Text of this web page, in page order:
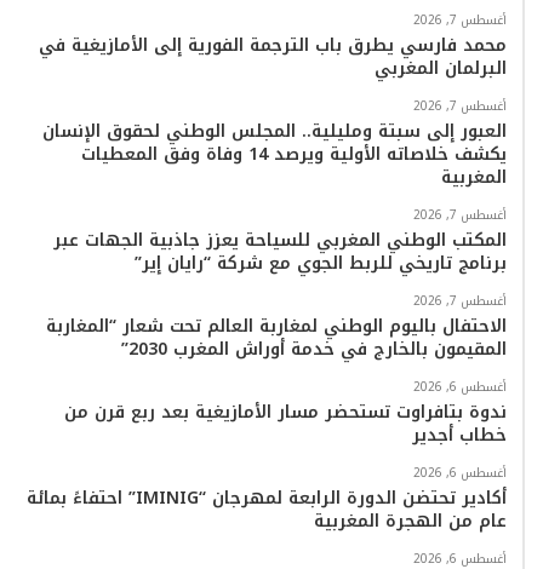
أغسطس 7, 2026
محمد فارسي يطرق باب الترجمة الفورية إلى الأمازيغية في
البرلمان المغربي
أغسطس 7, 2026
العبور إلى سبتة ومليلية.. المجلس الوطني لحقوق الإنسان
يكشف خلاصاته الأولية ويرصد 14 وفاة وفق المعطيات
المغربية
أغسطس 7, 2026
المكتب الوطني المغربي للسياحة يعزز جاذبية الجهات عبر
برنامج تاريخي للربط الجوي مع شركة “رايان إير”
أغسطس 7, 2026
الاحتفال باليوم الوطني لمغاربة العالم تحت شعار “المغاربة
المقيمون بالخارج في خدمة أوراش المغرب 2030”
أغسطس 6, 2026
ندوة بتافراوت تستحضر مسار الأمازيغية بعد ربع قرن من
خطاب أجدير
أغسطس 6, 2026
أكادير تحتضن الدورة الرابعة لمهرجان “IMINIG” احتفاءً بمائة
عام من الهجرة المغربية
أغسطس 6, 2026